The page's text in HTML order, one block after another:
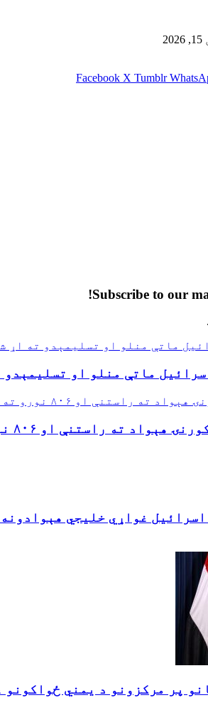
Facebook X Tumblr
Subscribe to our
ماتې منلو او تسلیمېدو ته اړ
ماتې منلو او تسلیمېدو
غواړي خلیجي
پر مرکزونو د یمني